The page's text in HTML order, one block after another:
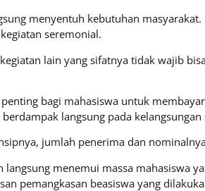
menyentuh kebutuhan
seremonial.
lain yang sifatnya tidak wajib
bagi mahasiswa untuk
langsung pada
jumlah penerima dan
menemui massa mahasiswa
pemangkasan beasiswa yang